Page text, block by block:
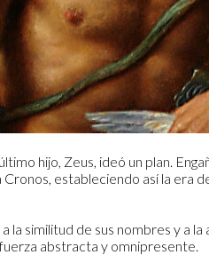
hijo, Zeus, ideó un plan.
estableciendo así la era
la similitud de sus nombres y
abstracta y omnipresente.